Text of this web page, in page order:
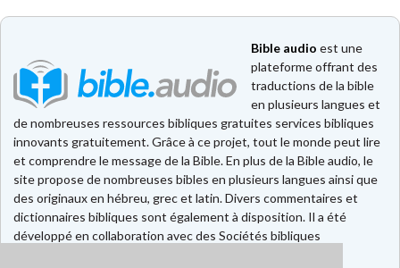
Bible audio est une
plateforme offrant des
traductions de la bible
en plusieurs langues et
de nombreuses ressources bibliques gratuites services bibliques
innovants gratuitement. Grâce à ce projet, tout le monde peut lire
et comprendre le message de la Bible. En plus de la Bible audio, le
site propose de nombreuses bibles en plusieurs langues ainsi que
des originaux en hébreu, grec et latin. Divers commentaires et
dictionnaires bibliques sont également à disposition. Il a été
développé en collaboration avec des Sociétés bibliques